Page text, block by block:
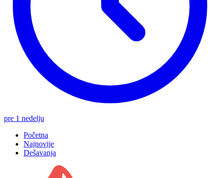
pre 1 nedelju
Početna
Najnovije
Dešavanja